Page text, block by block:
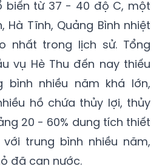
09 đến 12 tháng 6 và từ
6 năm 2019 với nhiệt
biến từ 37 - 40 độ C, một
Hà Tĩnh, Quảng Bình nhiệt
nhất trong lịch sử. Tổng
vụ Hè Thu đến nay thiếu
bình nhiều năm khá lớn,
hồ chứa thủy lợi, thủy